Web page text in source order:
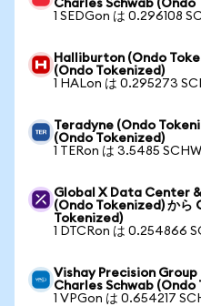
Charles Schwab (Ondo
1 SEDGon は 0.296108
Halliburton (Ondo
(Ondo Tokenized)
1 HALon は 0.295273
Teradyne (Ondo
(Ondo Tokenized)
1 TERon は 3.5485
Global X Data Center
(Ondo Tokenized) から
Tokenized)
1 DTCRon は 0.254866
Vishay Precision Group
Charles Schwab (Ondo
1 VPGon は 0.654217